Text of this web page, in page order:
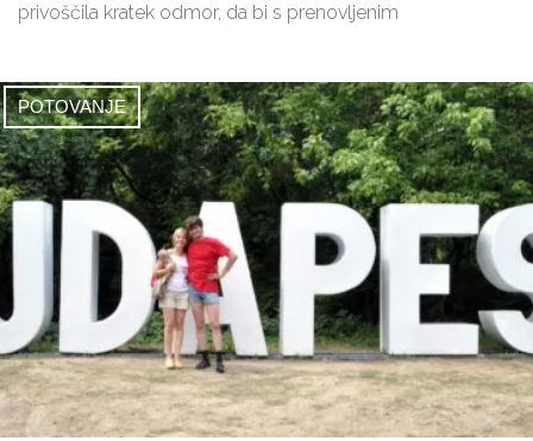
privoščila kratek odmor, da bi s prenovljenim
POTOVANJE